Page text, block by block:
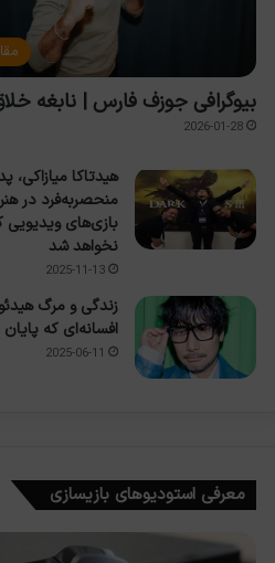
بیوگرافی جوزف فارس | نابغه
2026-01-28
هیدتاکا میازاکی،
منحصربه‌فرد در
بازی‌های ویدیویی
نخواهد شد
2025-11-13
زندگی و مرگ
افسانه‌ای که پایان
2025-06-11
معرفی استودیوهای بازیسازی